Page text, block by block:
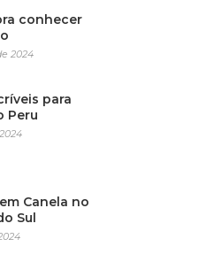
conhecer
2024
para
Peru
Canela no
Sul